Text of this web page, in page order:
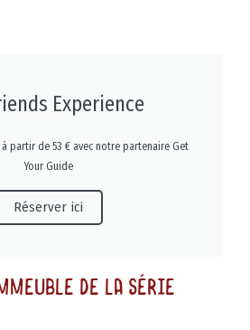
Experience
à partir de 53 € avec notre partenaire Get
Your Guide
Réserver ici
de la série